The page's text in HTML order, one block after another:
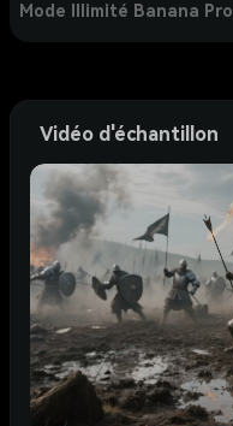
Mode Illimité Banana Pro
Vidéo d'échantillon